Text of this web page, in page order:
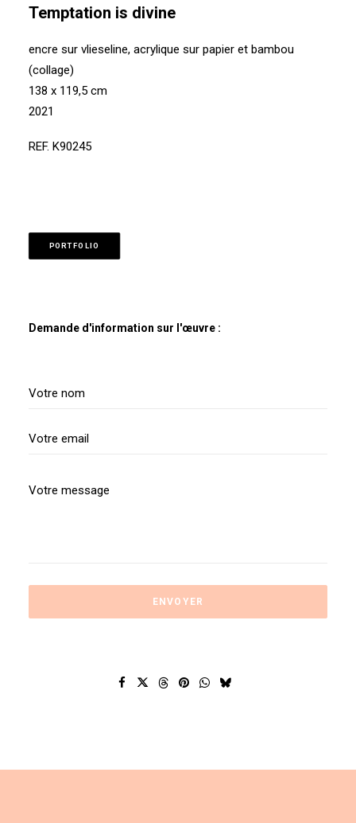
Temptation is divine
encre sur vlieseline, acrylique sur papier et bambou
(collage)
138 x 119,5 cm
2021
REF. K90245
PORTFOLIO
Demande d'information sur l'œuvre :